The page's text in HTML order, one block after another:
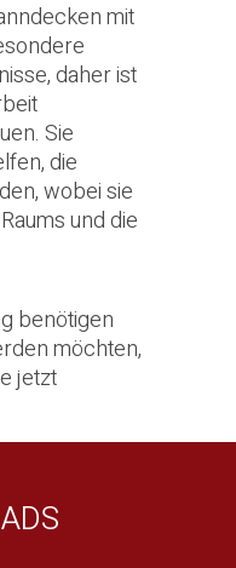
mit
daher ist
Sie
die
wobei sie
und die
benötigen
möchten,
jetzt